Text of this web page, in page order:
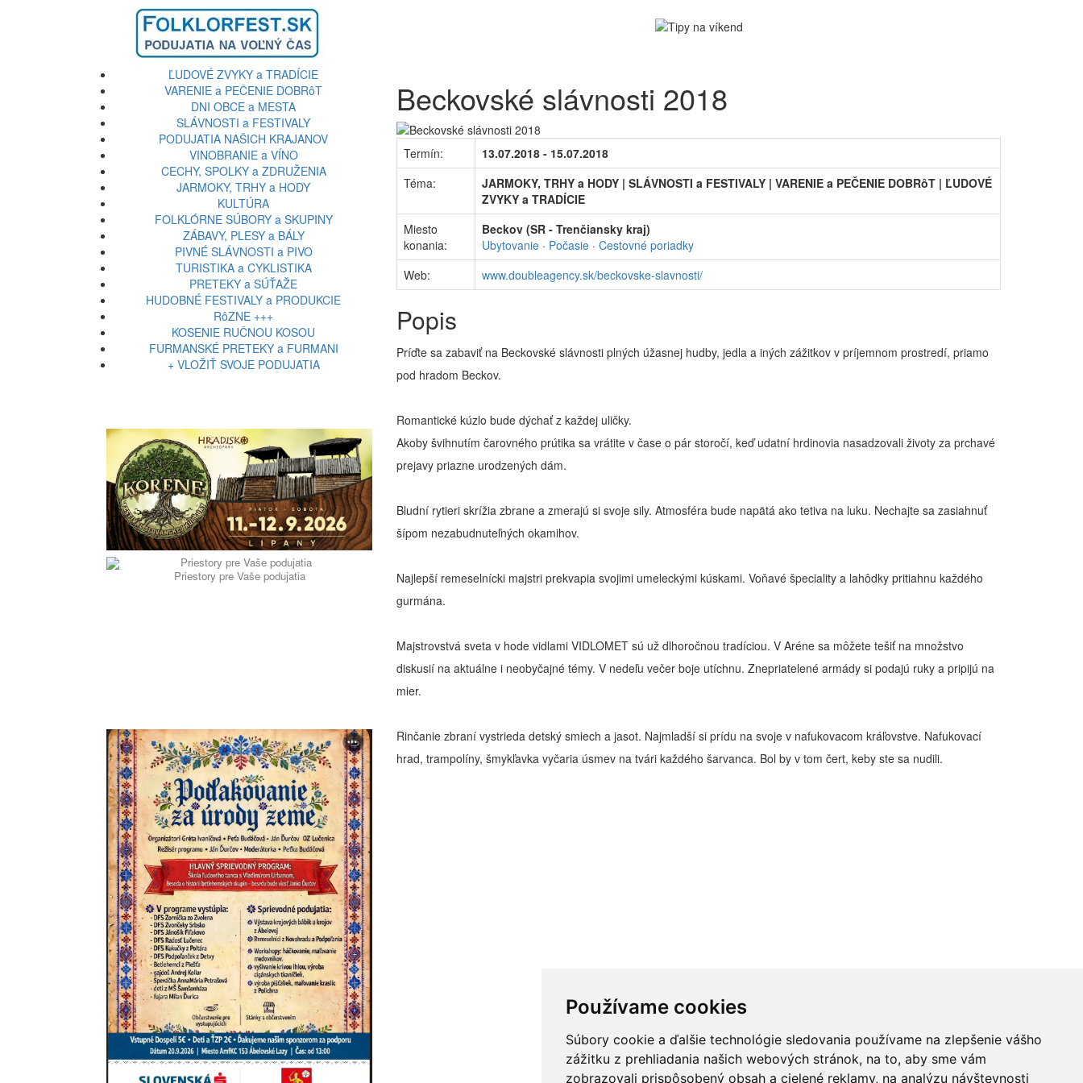
Používame cookies
Súbory cookie a ďalšie technológie sledovania používame na zlepšenie vášho
zážitku z prehliadania našich webových stránok, na to, aby sme vám
zobrazovali prispôsobený obsah a cielené reklamy, na analýzu návštevnosti
ĽUDOVÉ ZVYKY a TRADÍCIE
VARENIE a PEČENIE DOBRôT
DNI OBCE a MESTA
SLÁVNOSTI a FESTIVALY
PODUJATIA NAŠICH KRAJANOV
VINOBRANIE a VÍNO
CECHY, SPOLKY a ZDRUŽENIA
JARMOKY, TRHY a HODY
KULTÚRA
FOLKLÓRNE SÚBORY a SKUPINY
ZÁBAVY, PLESY a BÁLY
PIVNÉ SLÁVNOSTI a PIVO
TURISTIKA a CYKLISTIKA
PRETEKY a SÚŤAŽE
HUDOBNÉ FESTIVALY a PRODUKCIE
RôZNE +++
KOSENIE RUČNOU KOSOU
FURMANSKÉ PRETEKY a FURMANI
+ VLOŽIŤ SVOJE PODUJATIA
Priestory pre Vaše podujatia
Beckovské slávnosti 2018
Termín:
13.07.2018 - 15.07.2018
Téma:
JARMOKY, TRHY a HODY | SLÁVNOSTI a FESTIVALY | VARENIE a PEČENIE DOBRôT | ĽUDOVÉ
ZVYKY a TRADÍCIE
Miesto
konania:
Beckov (SR - Trenčiansky kraj)
Ubytovanie · Počasie · Cestovné poriadky
Web:
www.doubleagency.sk/beckovske-slavnosti/
Popis
Príďte sa zabaviť na Beckovské slávnosti plných úžasnej hudby, jedla a iných zážitkov v príjemnom prostredí, priamo
pod hradom Beckov.
Romantické kúzlo bude dýchať z každej uličky.
Akoby švihnutím čarovného prútika sa vrátite v čase o pár storočí, keď udatní hrdinovia nasadzovali životy za prchavé
prejavy priazne urodzených dám.
Bludní rytieri skrížia zbrane a zmerajú si svoje sily. Atmosféra bude napätá ako tetiva na luku. Nechajte sa zasiahnuť
šípom nezabudnuteľných okamihov.
Najlepší remeselnícki majstri prekvapia svojimi umeleckými kúskami. Voňavé špeciality a lahôdky pritiahnu každého
gurmána.
Majstrovstvá sveta v hode vidlami VIDLOMET sú už dlhoročnou tradíciou. V Aréne sa môžete tešiť na množstvo
diskusií na aktuálne i neobyčajné témy. V nedeľu večer boje utíchnu. Znepriatelené armády si podajú ruky a pripijú na
mier.
Rinčanie zbraní vystrieda detský smiech a jasot. Najmladší si prídu na svoje v nafukovacom kráľovstve. Nafukovací
hrad, trampolíny, šmykľavka vyčaria úsmev na tvári každého šarvanca. Bol by v tom čert, keby ste sa nudili.